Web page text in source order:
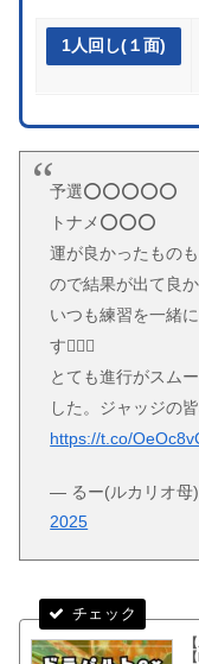
1人回し(１面)
予選⭕️⭕️⭕️⭕️⭕️
トナメ⭕️⭕️⭕️
運が良かったもの
ので結果が出て良
いつも練習を一緒
す🙇🏻‍♀️
とても進行がスム
した。ジャッジの
https://t.co/
— るー(ルカリオ母
2025